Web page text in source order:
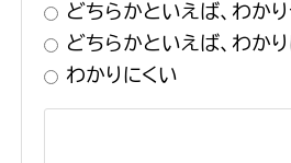
どちらかといえば、わか
どちらかといえば、わか
わかりにくい